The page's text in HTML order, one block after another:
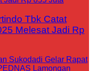
Tbk Catat
Melesat Jadi Rp